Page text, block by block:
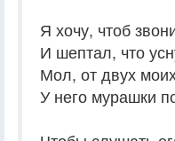
Я хочу, чтоб
И шептал, что
Мол, от двух
У него мурашки